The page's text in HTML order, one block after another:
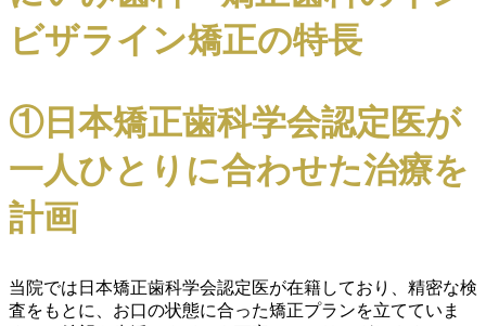
ビザライン矯正の特長
①日本矯正歯科学会認定医が
一人ひとりに合わせた治療を
計画
当院では日本矯正歯科学会認定医が在籍しており、精密な検
査をもとに、お口の状態に合った矯正プランを立てていま